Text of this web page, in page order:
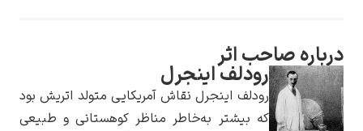
پل سزان
صاحب اثر
رودلف اینجرل
رودلف اینجرل نقاش آمریکایی متولد اتریش بود
که بیشتر به‌خاطر مناظر کوهستانی و طبیعی